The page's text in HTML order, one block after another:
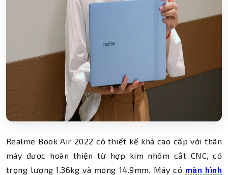
Realme Book Air 2022 có thiết kế khá cao cấp với thân
máy được hoàn thiện từ hợp kim nhôm cắt CNC, có
trọng lượng 1.36kg và mỏng 14.9mm. Máy có màn hình